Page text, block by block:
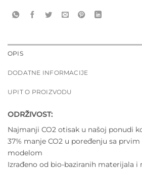
OPIS
DODATNE INFORMACIJE
UPIT O PROIZVODU
ODRŽIVOST:
Najmanji CO2 otisak u našoj ponudi
37% manje CO2 u poređenju sa
modelom
Izrađeno od bio-baziranih materijala